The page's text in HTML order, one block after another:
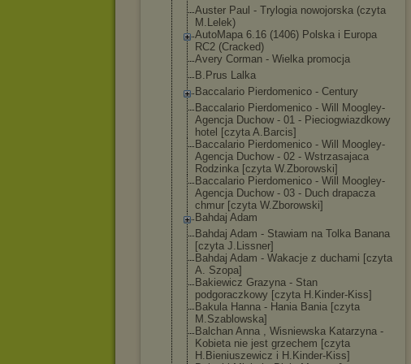
Auster Paul - Trylogia nowojorska (czyta
M.Lelek)
AutoMapa 6.16 (1406) Polska i Europa
RC2 (Cracked)
Avery Corman - Wielka promocja
B.Prus Lalka
Baccalario Pierdomenico - Century
Baccalario Pierdomenico - Will Moogley-
Agencja Duchow - 01 - Pieciogwiazdkowy
hotel [czyta A.Barcis]
Baccalario Pierdomenico - Will Moogley-
Agencja Duchow - 02 - Wstrzasajaca
Rodzinka [czyta W.Zborowski]
Baccalario Pierdomenico - Will Moogley-
Agencja Duchow - 03 - Duch drapacza
chmur [czyta W.Zborowski]
Bahdaj Adam
Bahdaj Adam - Stawiam na Tolka Banana
[czyta J.Lissner]
Bahdaj Adam - Wakacje z duchami [czyta
A. Szopa]
Bakiewicz Grazyna - Stan
podgoraczkowy [czyta H.Kinder-Kiss]
Bakula Hanna - Hania Bania [czyta
M.Szablowska]
Balchan Anna , Wisniewska Katarzyna -
Kobieta nie jest grzechem [czyta
H.Bieniuszewicz i H.Kinder-Kiss]